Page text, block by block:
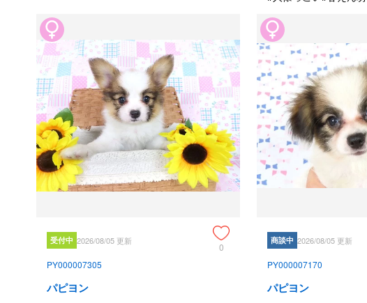
受付中 2026/08/05 更新
0
PY000007305
パピヨン
商談中 2026/08/05 更新
PY000007170
パピヨン